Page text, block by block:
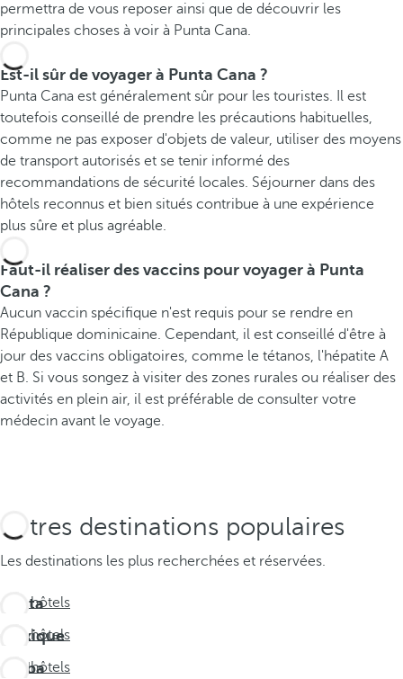
permettra de vous reposer ainsi que de découvrir les
principales choses à voir à Punta Cana.
Est-il sûr de voyager à Punta Cana ?
Punta Cana est généralement sûr pour les touristes. Il est
toutefois conseillé de prendre les précautions habituelles,
comme ne pas exposer d'objets de valeur, utiliser des moyens
de transport autorisés et se tenir informé des
recommandations de sécurité locales. Séjourner dans des
hôtels reconnus et bien situés contribue à une expérience
plus sûre et plus agréable.
Faut-il réaliser des vaccins pour voyager à Punta
Cana ?
Aucun vaccin spécifique n'est requis pour se rendre en
République dominicaine. Cependant, il est conseillé d'être à
jour des vaccins obligatoires, comme le tétanos, l'hépatite A
et B. Si vous songez à visiter des zones rurales ou réaliser des
activités en plein air, il est préférable de consulter votre
médecin avant le voyage.
Autres destinations populaires
Les destinations les plus recherchées et réservées.
Costa
Rica
Voir hôtels
Mexique
Voir hôtels
Aruba
Voir hôtels